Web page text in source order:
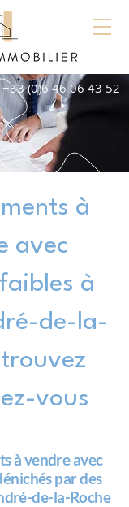
+33 (0)6 46 06 43 52
à
avec
à
de-la-
trouvez
vous
à vendre avec
par des
de-la-Roche